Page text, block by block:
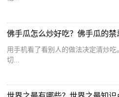
佛手瓜怎么炒好吃？佛手瓜的禁
用手机看了看别人的做法决定清炒吃
切...